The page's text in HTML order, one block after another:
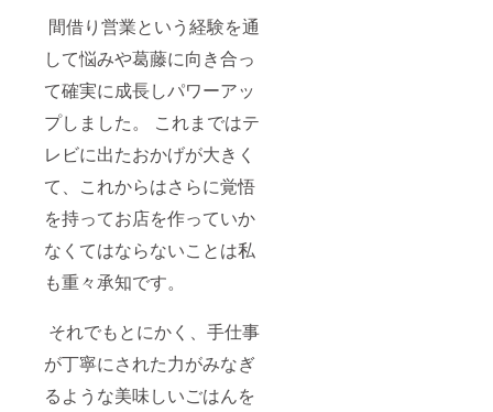
間借り営業という経験を通
して悩みや葛藤に向き合っ
て確実に成長しパワーアッ
プしました。 これまではテ
レビに出たおかげが大きく
て、これからはさらに覚悟
を持ってお店を作っていか
なくてはならないことは私
も重々承知です。
それでもとにかく、手仕事
が丁寧にされた力がみなぎ
るような美味しいごはんを